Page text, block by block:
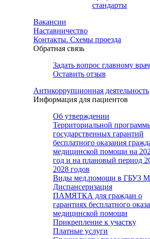
стандарты
Вакансии
Наставничество
Контакты. Схемы проезда
Обратная связь
Задать вопрос главному
Оставить отзыв
Антикоррупционная деятельность
Информация для пациентов
Об утверждении
Территориальной
государственных гарантий
бесплатного оказания
медицинской помощи на
год и на плановый период
2028 годов
Виды мед.помощи в ГБУЗ
Диспансеризация
ПАМЯТКА для граждан о
гарантиях бесплатного
медицинской помощи
Прикрепление к участку
Платные услуги